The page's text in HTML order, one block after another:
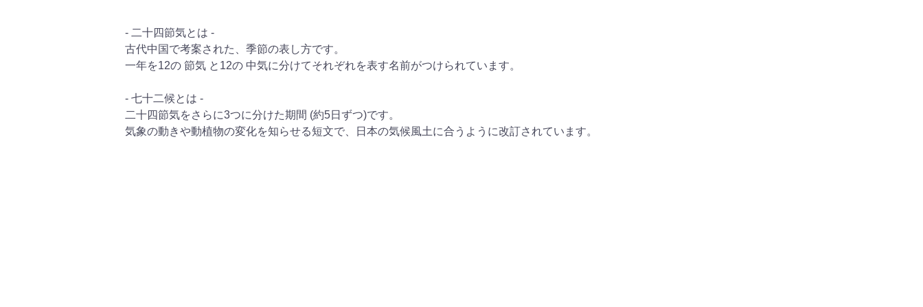
- 二十四節気とは -
古代中国で考案された、季節の表し方です。
一年を12の 節気 と12の 中気に分けてそれぞれを表す名前がつけられています。
- 七十二候とは -
二十四節気をさらに3つに分けた期間 (約5日ずつ)です。
気象の動きや動植物の変化を知らせる短文で、日本の気候風土に合うように改訂されています。